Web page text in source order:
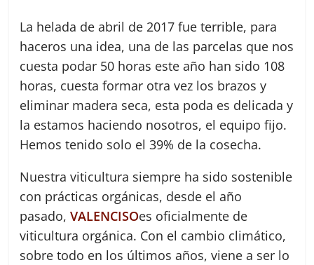
La helada de abril de 2017 fue terrible, para
haceros una idea, una de las parcelas que nos
cuesta podar 50 horas este año han sido 108
horas, cuesta formar otra vez los brazos y
eliminar madera seca, esta poda es delicada y
la estamos haciendo nosotros, el equipo fijo.
Hemos tenido solo el 39% de la cosecha.
Nuestra viticultura siempre ha sido sostenible
con prácticas orgánicas, desde el año
pasado,VALENCISOes oficialmente de
viticultura orgánica. Con el cambio climático,
sobre todo en los últimos años, viene a ser lo